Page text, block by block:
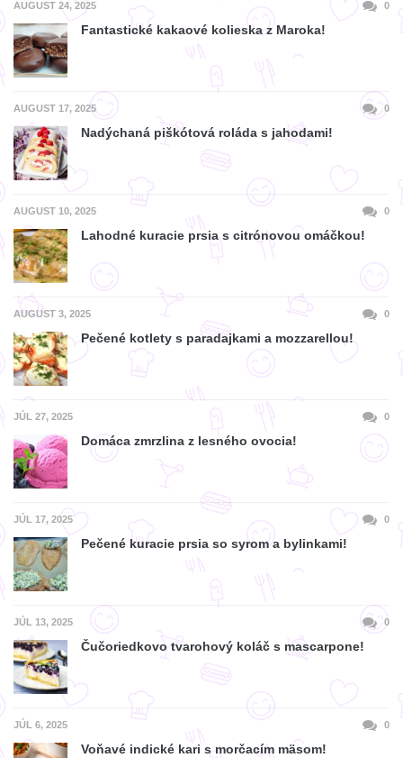
AUGUST 24, 2025 0
Fantastické kakaové kolieska z Maroka!
AUGUST 17, 2025 0
Nadýchaná piškótová roláda s jahodami!
AUGUST 10, 2025 0
Lahodné kuracie prsia s citrónovou omáčkou!
AUGUST 3, 2025 0
Pečené kotlety s paradajkami a mozzarellou!
JÚL 27, 2025 0
Domáca zmrzlina z lesného ovocia!
JÚL 17, 2025 0
Pečené kuracie prsia so syrom a bylinkami!
JÚL 13, 2025 0
Čučoriedkovo tvarohový koláč s mascarpone!
JÚL 6, 2025 0
Voňavé indické kari s morčacím mäsom!